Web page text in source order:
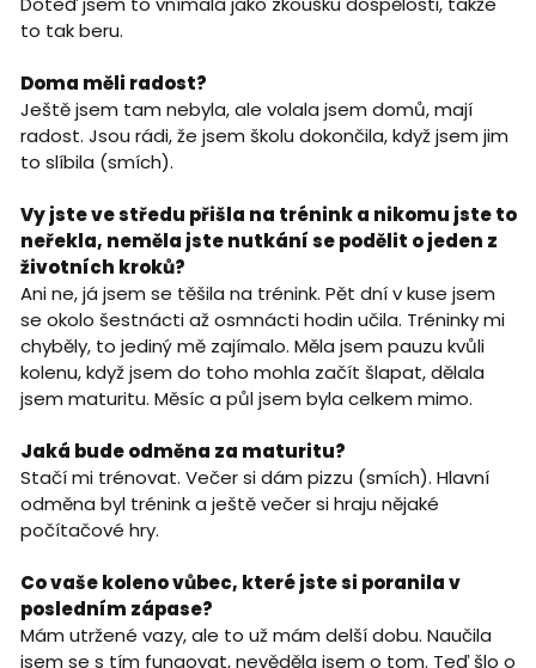
to tak beru.
Doma měli radost?
Ještě jsem tam nebyla, ale volala jsem domů, mají
radost. Jsou rádi, že jsem školu dokončila, když jsem jim
to slíbila (smích).
Vy jste ve středu přišla na trénink a nikomu jste to
neřekla, neměla jste nutkání se podělit o jeden z
životních kroků?
Ani ne, já jsem se těšila na trénink. Pět dní v kuse jsem
se okolo šestnácti až osmnácti hodin učila. Tréninky mi
chyběly, to jediný mě zajímalo. Měla jsem pauzu kvůli
kolenu, když jsem do toho mohla začít šlapat, dělala
jsem maturitu. Měsíc a půl jsem byla celkem mimo.
Jaká bude odměna za maturitu?
Stačí mi trénovat. Večer si dám pizzu (smích). Hlavní
odměna byl trénink a ještě večer si hraju nějaké
počítačové hry.
Co vaše koleno vůbec, které jste si poranila v
posledním zápase?
Mám utržené vazy, ale to už mám delší dobu. Naučila
jsem se s tím fungovat, nevěděla jsem o tom. Teď šlo o